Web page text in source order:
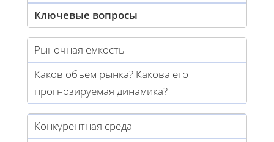
Ключевые вопросы
Рыночная емкость
Каков объем рынка? Какова его
прогнозируемая динамика?
Конкурентная среда